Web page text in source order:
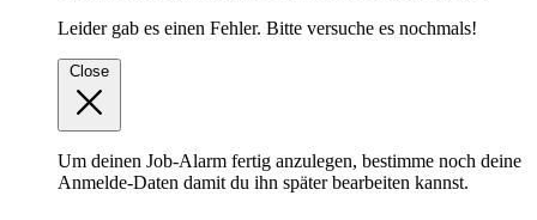
Leider gab es einen Fehler. Bitte versuche es nochmals!
Close
Um deinen Job-Alarm fertig anzulegen, bestimme noch deine
Anmelde-Daten damit du ihn später bearbeiten kannst.